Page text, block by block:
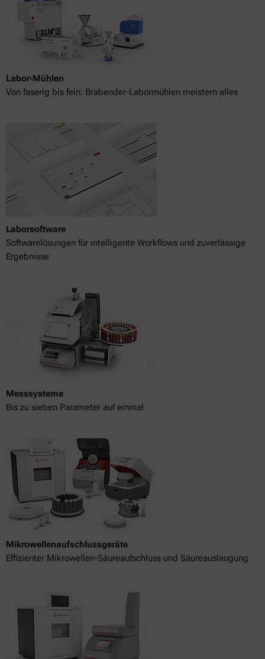
Labor-Mühlen
Von faserig bis fein: Brabender-Labormühlen meistern alles
Laborsoftware
Softwarelösungen für intelligente Workflows und zuverlässige
Ergebnisse
Messsysteme
Bis zu sieben Parameter auf einmal
Mikrowellenaufschlussgeräte
Effizienter Mikrowellen-Säureaufschluss und Säureauslaugung